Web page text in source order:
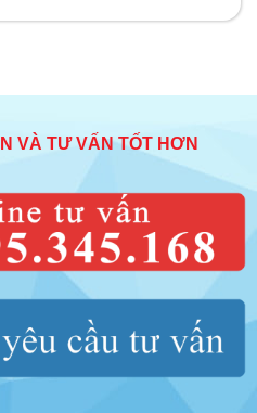
VÀ TƯ VẤN TỐT HƠN